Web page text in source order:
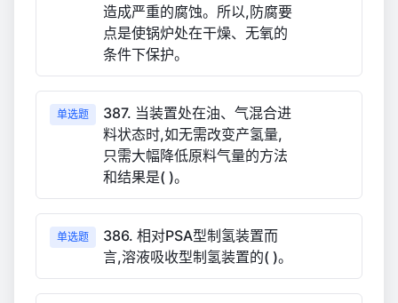
造成严重的腐蚀。所以,防腐要
点是使锅炉处在干燥、无氧的
条件下保护。
单选题
387. 当装置处在油、气混合进
料状态时,如无需改变产氢量,
只需大幅降低原料气量的方法
和结果是( )。
单选题
386. 相对PSA型制氢装置而
言,溶液吸收型制氢装置的( )。